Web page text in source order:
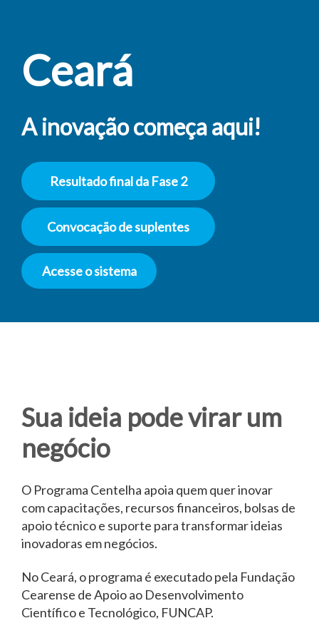
Ceará
A inovação começa aqui!
Resultado final da Fase 2
Convocação de suplentes
Acesse o sistema
Sua ideia pode virar um
negócio
O Programa Centelha apoia quem quer inovar
com capacitações, recursos financeiros, bolsas de
apoio técnico e suporte para transformar ideias
inovadoras em negócios.
No Ceará, o programa é executado pela Fundação
Cearense de Apoio ao Desenvolvimento
Científico e Tecnológico, FUNCAP.